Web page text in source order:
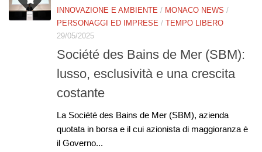
INNOVAZIONE E AMBIENTE / MONACO NEWS /
PERSONAGGI ED IMPRESE / TEMPO LIBERO
29/05/2025
Société des Bains de Mer (SBM):
lusso, esclusività e una crescita
costante
La Société des Bains de Mer (SBM), azienda
quotata in borsa e il cui azionista di maggioranza è
il Governo...